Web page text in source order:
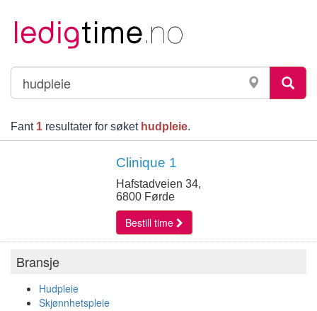
Fant 1 resultater for søket hudpleie.
Clinique 1
Hafstadveien 34,
6800 Førde
Bestill time
Bransje
Hudpleie
Skjønnhetspleie